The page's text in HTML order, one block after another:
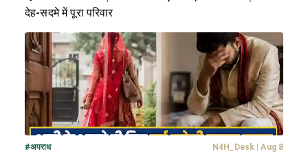
देह-सदमे में पूरा परिवार
#अपराध N4H_Desk Aug 8